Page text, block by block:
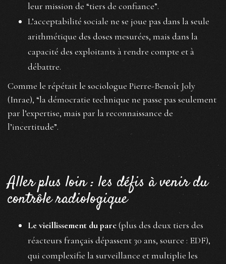
leur mission de “tiers de confiance”.
L’acceptabilité sociale ne se joue pas dans la seule
arithmétique des doses mesurées, mais dans la
capacité des exploitants à rendre compte et à
débattre.
Comme le répétait le sociologue Pierre-Benoît Joly
(Inrae), “la démocratie technique ne passe pas seulement
par l’expertise, mais par la reconnaissance de
l’incertitude”.
Aller plus loin : les défis à venir du
contrôle radiologique
Le vieillissement du parc(plus des deux tiers des
réacteurs français dépassent 30 ans, source : EDF),
qui complexifie la surveillance et multiplie les